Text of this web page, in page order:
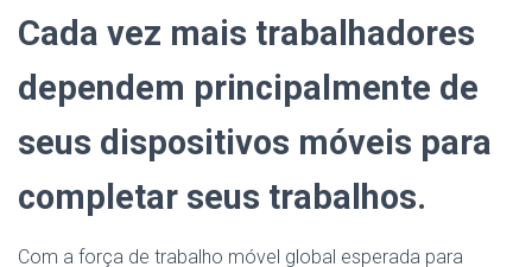
Cada vez mais trabalhadores
dependem principalmente de
seus dispositivos móveis para
completar seus trabalhos.
Com a força de trabalho móvel global esperada para